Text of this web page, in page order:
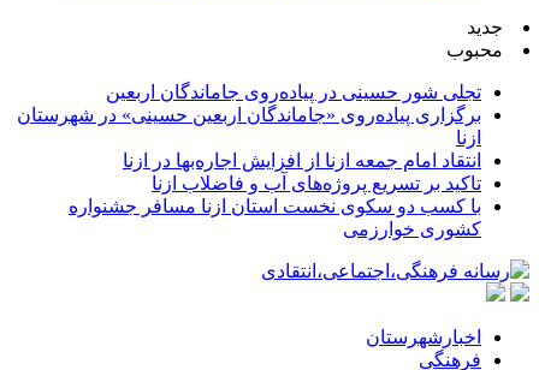
جدید
محبوب
تجلی شور حسینی در پیاده‌روی جاماندگان اربعین
برگزاری پیاده‌روی «جاماندگان اربعین حسینی» در شهرستان
ازنا
انتقاد امام جمعه ازنا از افزایش اجاره‌بها در ازنا
تاکید بر تسریع پروژه‌های آب و فاضلاب ازنا
با کسب دو سکوی نخست استان ازنا مسافر جشنواره
کشوری خوارزمی
اخبارشهرستان
فرهنگی